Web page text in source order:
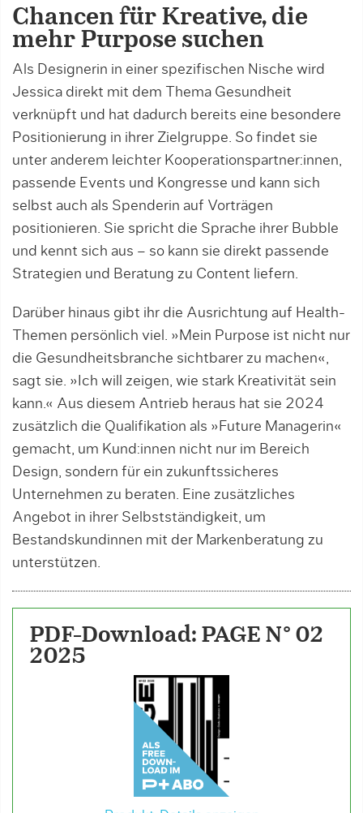
Chancen für Kreative, die
mehr Purpose suchen
Als Designerin in einer spezifischen Nische wird
Jessica direkt mit dem Thema Gesundheit
verknüpft und hat dadurch bereits eine besondere
Positionierung in ihrer Zielgruppe. So findet sie
unter anderem leichter Kooperationspartner:innen,
passende Events und Kongresse und kann sich
selbst auch als Spenderin auf Vorträgen
positionieren. Sie spricht die Sprache ihrer Bubble
und kennt sich aus – so kann sie direkt passende
Strategien und Beratung zu Content liefern.
Darüber hinaus gibt ihr die Ausrichtung auf Health-
Themen persönlich viel. »Mein Purpose ist nicht nur
die Gesundheitsbranche sichtbarer zu machen«,
sagt sie. »Ich will zeigen, wie stark Kreativität sein
kann.« Aus diesem Antrieb heraus hat sie 2024
zusätzlich die Qualifikation als »Future Managerin«
gemacht, um Kund:innen nicht nur im Bereich
Design, sondern für ein zukunftssicheres
Unternehmen zu beraten. Eine zusätzliches
Angebot in ihrer Selbstständigkeit, um
Bestandskundinnen mit der Markenberatung zu
unterstützen.
PDF-Download: PAGE N° 02
2025